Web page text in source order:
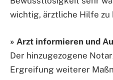
wichtig, ärztliche Hilfe zu
» Arzt informieren und
Der hinzugezogene
Ergreifung weiterer